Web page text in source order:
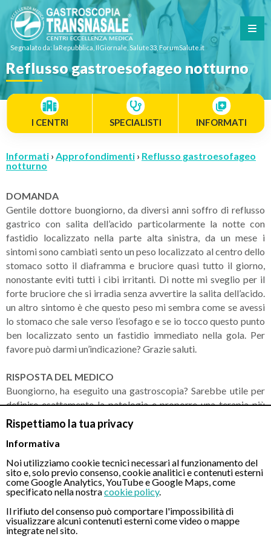
Rispettiamo la tua privacy
Informativa
Noi utilizziamo cookie tecnici necessari al funzionamento del
sito e, solo previo consenso, cookie analitici e contenuti esterni
come Google Analytics, YouTube e Google Maps, come
specificato nella nostracookie policy.
Il rifiuto del consenso può comportare l'impossibilità di
visualizzare alcuni contenuti esterni come video o mappe
integrate nel sito.
Segnalato da: laRepubblica, IlGiornale, Salute33, ForumSalute.it
Reflusso gastroesofageo notturno
I CENTRI SPECIALISTI INFORMATI
Informati › Approfondimenti › Reflusso gastroesofageo
notturno
DOMANDA
Gentile dottore buongiorno, da diversi anni soffro di reflusso
gastrico con salita dell’acido particolarmente la notte con
fastidio localizzato nella parte alta sinistra, da un mese i
sintomi sono cambiati sento un peso localizzato al centro dello
stomaco sotto il diaframma e bruciore quasi tutto il giorno,
nonostante eviti tutti i cibi irritanti. Di notte mi sveglio per il
forte bruciore che si irradia senza avvertire la salita dell’acido.
un altro sintomo è che questo peso mi sembra come se avessi
lo stomaco che sale verso l’esofago e se io tocco questo punto
ben localizzato sento un fastidio immediato nella gola. Per
favore può darmi un’indicazione? Grazie saluti.
RISPOSTA DEL MEDICO
Buongiorno, ha eseguito una gastroscopia? Sarebbe utile per
definire esattamente la patologia e proporre una terapia più
efficace, possibilmente per via transnasale con una fastidio
veramente modestissimo e senza necessità di eseguire
sedazione. Cordiali saluti.
CONTATTI